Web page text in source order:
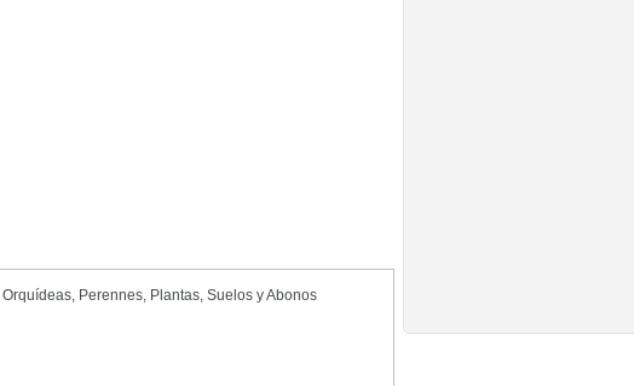
Orquídeas, Perennes, Plantas, Suelos y Abonos